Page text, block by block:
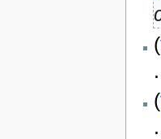
(
(